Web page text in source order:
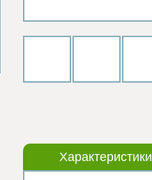
Характеристики